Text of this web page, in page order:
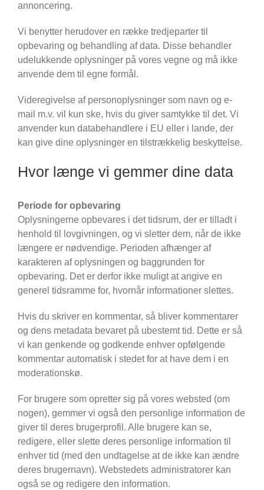
annoncering.
Vi benytter herudover en række tredjeparter til
opbevaring og behandling af data. Disse behandler
udelukkende oplysninger på vores vegne og må ikke
anvende dem til egne formål.
Videregivelse af personoplysninger som navn og e-
mail m.v. vil kun ske, hvis du giver samtykke til det. Vi
anvender kun databehandlere i EU eller i lande, der
kan give dine oplysninger en tilstrækkelig beskyttelse.
Hvor længe vi gemmer dine data
Periode for opbevaring
Oplysningerne opbevares i det tidsrum, der er tilladt i
henhold til lovgivningen, og vi sletter dem, når de ikke
længere er nødvendige. Perioden afhænger af
karakteren af oplysningen og baggrunden for
opbevaring. Det er derfor ikke muligt at angive en
generel tidsramme for, hvornår informationer slettes.
Hvis du skriver en kommentar, så bliver kommentarer
og dens metadata bevaret på ubestemt tid. Dette er så
vi kan genkende og godkende enhver opfølgende
kommentar automatisk i stedet for at have dem i en
moderationskø.
For brugere som opretter sig på vores websted (om
nogen), gemmer vi også den personlige information de
giver til deres brugerprofil. Alle brugere kan se,
redigere, eller slette deres personlige information til
enhver tid (med den undtagelse at de ikke kan ændre
deres brugernavn). Webstedets administratorer kan
også se og redigere den information.